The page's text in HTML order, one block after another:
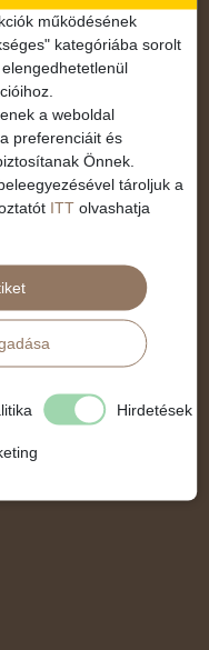
működésének
kategóriába sorolt
a weboldal
preferenciáit és
Önnek.
tároljuk a
ITT olvashatja
Hirdetések